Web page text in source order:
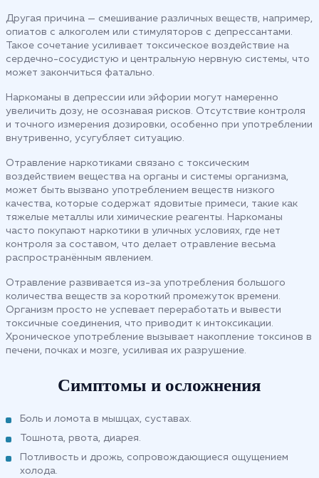
Другая причина — смешивание различных веществ, например,
опиатов с алкоголем или стимуляторов с депрессантами.
Такое сочетание усиливает токсическое воздействие на
сердечно-сосудистую и центральную нервную системы, что
может закончиться фатально.
Наркоманы в депрессии или эйфории могут намеренно
увеличить дозу, не осознавая рисков. Отсутствие контроля
и точного измерения дозировки, особенно при употреблении
внутривенно, усугубляет ситуацию.
Отравление наркотиками связано с токсическим
воздействием вещества на органы и системы организма,
может быть вызвано употреблением веществ низкого
качества, которые содержат ядовитые примеси, такие как
тяжелые металлы или химические реагенты. Наркоманы
часто покупают наркотики в уличных условиях, где нет
контроля за составом, что делает отравление весьма
распространённым явлением.
Отравление развивается из-за употребления большого
количества веществ за короткий промежуток времени.
Организм просто не успевает переработать и вывести
токсичные соединения, что приводит к интоксикации.
Хроническое употребление вызывает накопление токсинов в
печени, почках и мозге, усиливая их разрушение.
Симптомы и осложнения
Боль и ломота в мышцах, суставах.
Тошнота, рвота, диарея.
Потливость и дрожь, сопровождающиеся ощущением
холода.